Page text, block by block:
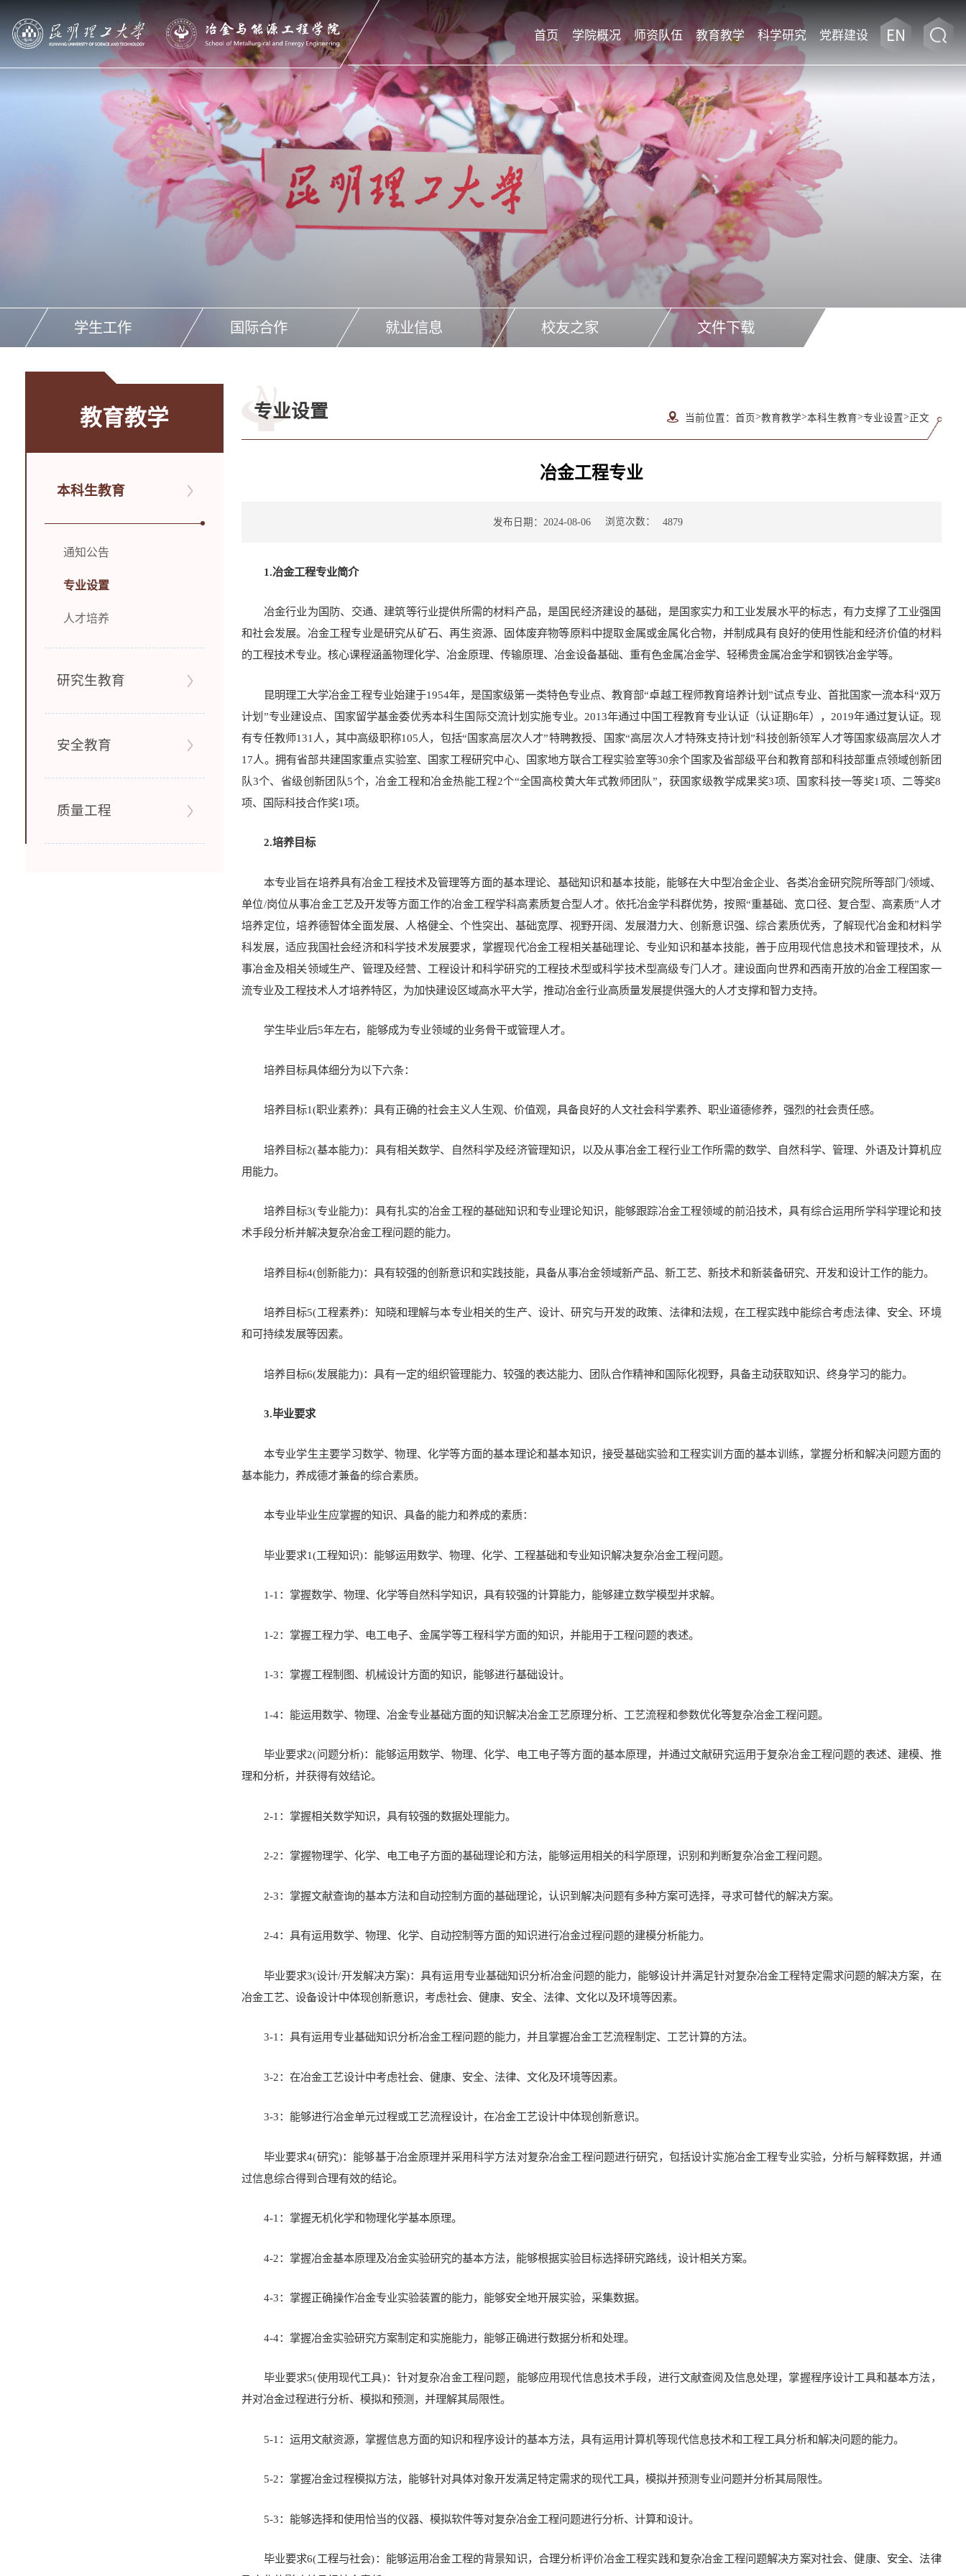
首页 学院概况 师资队伍 教育教学 科学研究 党群建设
学生工作 国际合作 就业信息 校友之家 文件下载
教育教学
本科生教育
通知公告
专业设置
人才培养
研究生教育
安全教育
质量工程
专业设置 当前位置： 首页>教育教学>本科生教育>专业设置> 正文
冶金工程专业
发布日期：2024-08-06 浏览次数： 4879
1.冶金工程专业简介
冶金行业为国防、交通、建筑等行业提供所需的材料产品，是国民经济建设的基础，是国家实力和工业发展水平的标志，有力支撑了工业强国
和社会发展。冶金工程专业是研究从矿石、再生资源、固体废弃物等原料中提取金属或金属化合物，并制成具有良好的使用性能和经济价值的材料
的工程技术专业。核心课程涵盖物理化学、冶金原理、传输原理、冶金设备基础、重有色金属冶金学、轻稀贵金属冶金学和钢铁冶金学等。
昆明理工大学冶金工程专业始建于1954年，是国家级第一类特色专业点、教育部“卓越工程师教育培养计划”试点专业、首批国家一流本科“双万
计划”专业建设点、国家留学基金委优秀本科生国际交流计划实施专业。2013年通过中国工程教育专业认证（认证期6年），2019年通过复认证。现
有专任教师131人，其中高级职称105人，包括“国家高层次人才”特聘教授、国家“高层次人才特殊支持计划”科技创新领军人才等国家级高层次人才
17人。拥有省部共建国家重点实验室、国家工程研究中心、国家地方联合工程实验室等30余个国家及省部级平台和教育部和科技部重点领域创新团
队3个、省级创新团队5个，冶金工程和冶金热能工程2个“全国高校黄大年式教师团队”，获国家级教学成果奖3项、国家科技一等奖1项、二等奖8
项、国际科技合作奖1项。
2.培养目标
本专业旨在培养具有冶金工程技术及管理等方面的基本理论、基础知识和基本技能，能够在大中型冶金企业、各类冶金研究院所等部门/领域、
单位/岗位从事冶金工艺及开发等方面工作的冶金工程学科高素质复合型人才。依托冶金学科群优势，按照“重基础、宽口径、复合型、高素质”人才
培养定位，培养德智体全面发展、人格健全、个性突出、基础宽厚、视野开阔、发展潜力大、创新意识强、综合素质优秀，了解现代冶金和材料学
科发展，适应我国社会经济和科学技术发展要求，掌握现代冶金工程相关基础理论、专业知识和基本技能，善于应用现代信息技术和管理技术，从
事冶金及相关领域生产、管理及经营、工程设计和科学研究的工程技术型或科学技术型高级专门人才。建设面向世界和西南开放的冶金工程国家一
流专业及工程技术人才培养特区，为加快建设区域高水平大学，推动冶金行业高质量发展提供强大的人才支撑和智力支持。
学生毕业后5年左右，能够成为专业领域的业务骨干或管理人才。
培养目标具体细分为以下六条：
培养目标1(职业素养)：具有正确的社会主义人生观、价值观，具备良好的人文社会科学素养、职业道德修养，强烈的社会责任感。
培养目标2(基本能力)：具有相关数学、自然科学及经济管理知识，以及从事冶金工程行业工作所需的数学、自然科学、管理、外语及计算机应
用能力。
培养目标3(专业能力)：具有扎实的冶金工程的基础知识和专业理论知识，能够跟踪冶金工程领域的前沿技术，具有综合运用所学科学理论和技
术手段分析并解决复杂冶金工程问题的能力。
培养目标4(创新能力)：具有较强的创新意识和实践技能，具备从事冶金领域新产品、新工艺、新技术和新装备研究、开发和设计工作的能力。
培养目标5(工程素养)：知晓和理解与本专业相关的生产、设计、研究与开发的政策、法律和法规，在工程实践中能综合考虑法律、安全、环境
和可持续发展等因素。
培养目标6(发展能力)：具有一定的组织管理能力、较强的表达能力、团队合作精神和国际化视野，具备主动获取知识、终身学习的能力。
3.毕业要求
本专业学生主要学习数学、物理、化学等方面的基本理论和基本知识，接受基础实验和工程实训方面的基本训练，掌握分析和解决问题方面的
基本能力，养成德才兼备的综合素质。
本专业毕业生应掌握的知识、具备的能力和养成的素质：
毕业要求1(工程知识)：能够运用数学、物理、化学、工程基础和专业知识解决复杂冶金工程问题。
1-1：掌握数学、物理、化学等自然科学知识，具有较强的计算能力，能够建立数学模型并求解。
1-2：掌握工程力学、电工电子、金属学等工程科学方面的知识，并能用于工程问题的表述。
1-3：掌握工程制图、机械设计方面的知识，能够进行基础设计。
1-4：能运用数学、物理、冶金专业基础方面的知识解决冶金工艺原理分析、工艺流程和参数优化等复杂冶金工程问题。
毕业要求2(问题分析)：能够运用数学、物理、化学、电工电子等方面的基本原理，并通过文献研究运用于复杂冶金工程问题的表述、建模、推
理和分析，并获得有效结论。
2-1：掌握相关数学知识，具有较强的数据处理能力。
2-2：掌握物理学、化学、电工电子方面的基础理论和方法，能够运用相关的科学原理，识别和判断复杂冶金工程问题。
2-3：掌握文献查询的基本方法和自动控制方面的基础理论，认识到解决问题有多种方案可选择，寻求可替代的解决方案。
2-4：具有运用数学、物理、化学、自动控制等方面的知识进行冶金过程问题的建模分析能力。
毕业要求3(设计/开发解决方案)：具有运用专业基础知识分析冶金问题的能力，能够设计并满足针对复杂冶金工程特定需求问题的解决方案，在
冶金工艺、设备设计中体现创新意识，考虑社会、健康、安全、法律、文化以及环境等因素。
3-1：具有运用专业基础知识分析冶金工程问题的能力，并且掌握冶金工艺流程制定、工艺计算的方法。
3-2：在冶金工艺设计中考虑社会、健康、安全、法律、文化及环境等因素。
3-3：能够进行冶金单元过程或工艺流程设计，在冶金工艺设计中体现创新意识。
毕业要求4(研究)：能够基于冶金原理并采用科学方法对复杂冶金工程问题进行研究，包括设计实施冶金工程专业实验，分析与解释数据，并通
过信息综合得到合理有效的结论。
4-1：掌握无机化学和物理化学基本原理。
4-2：掌握冶金基本原理及冶金实验研究的基本方法，能够根据实验目标选择研究路线，设计相关方案。
4-3：掌握正确操作冶金专业实验装置的能力，能够安全地开展实验，采集数据。
4-4：掌握冶金实验研究方案制定和实施能力，能够正确进行数据分析和处理。
毕业要求5(使用现代工具)：针对复杂冶金工程问题，能够应用现代信息技术手段，进行文献查阅及信息处理，掌握程序设计工具和基本方法，
并对冶金过程进行分析、模拟和预测，并理解其局限性。
5-1：运用文献资源，掌握信息方面的知识和程序设计的基本方法，具有运用计算机等现代信息技术和工程工具分析和解决问题的能力。
5-2：掌握冶金过程模拟方法，能够针对具体对象开发满足特定需求的现代工具，模拟并预测专业问题并分析其局限性。
5-3：能够选择和使用恰当的仪器、模拟软件等对复杂冶金工程问题进行分析、计算和设计。
毕业要求6(工程与社会)：能够运用冶金工程的背景知识，合理分析评价冶金工程实践和复杂冶金工程问题解决方案对社会、健康、安全、法律